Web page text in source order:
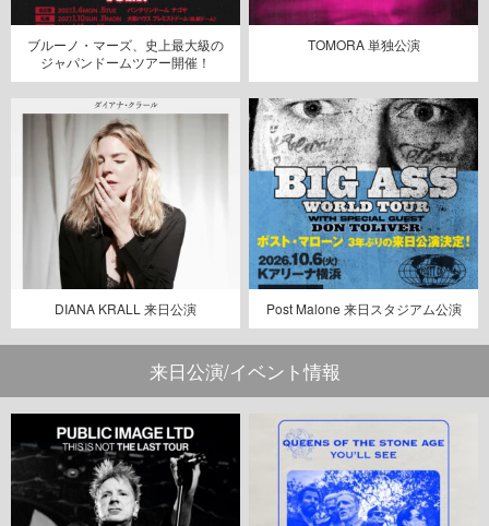
ブルーノ・マーズ、史上最大級の
ジャパンドームツアー開催！
TOMORA 単独公演
DIANA KRALL 来日公演 Post Malone 来日スタジアム公演
来日公演/イベント情報